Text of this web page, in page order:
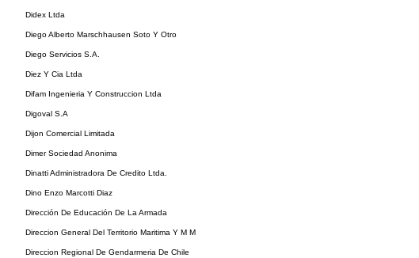
Didex Ltda
Diego Alberto Marschhausen Soto Y Otro
Diego Servicios S.A.
Diez Y Cia Ltda
Difam Ingenieria Y Construccion Ltda
Digoval S.A
Dijon Comercial Limitada
Dimer Sociedad Anonima
Dinatti Administradora De Credito Ltda.
Dino Enzo Marcotti Diaz
Dirección De Educación De La Armada
Direccion General Del Territorio Maritima Y M M
Direccion Regional De Gendarmeria De Chile